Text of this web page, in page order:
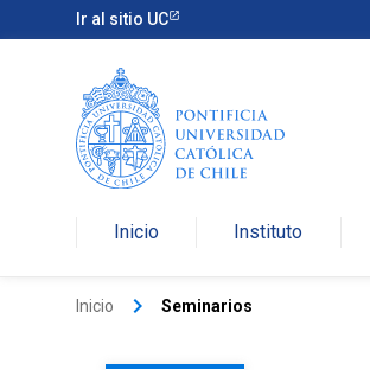
Ir al sitio UC
Inicio Instituto
Inicio keyboard_arrow_right Seminarios